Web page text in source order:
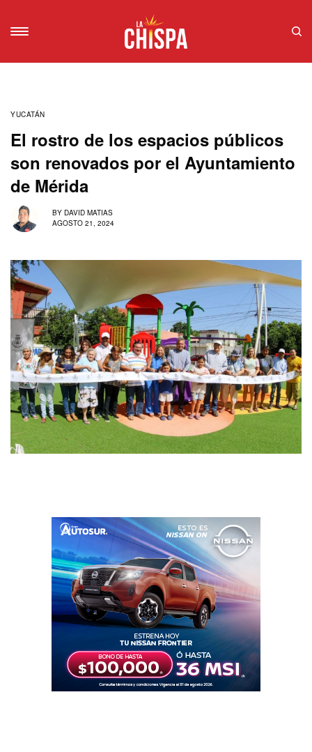
YUCATÁN
El rostro de los espacios públicos
son renovados por el Ayuntamiento
de Mérida
BY DAVID MATIAS
AGOSTO 21, 2024